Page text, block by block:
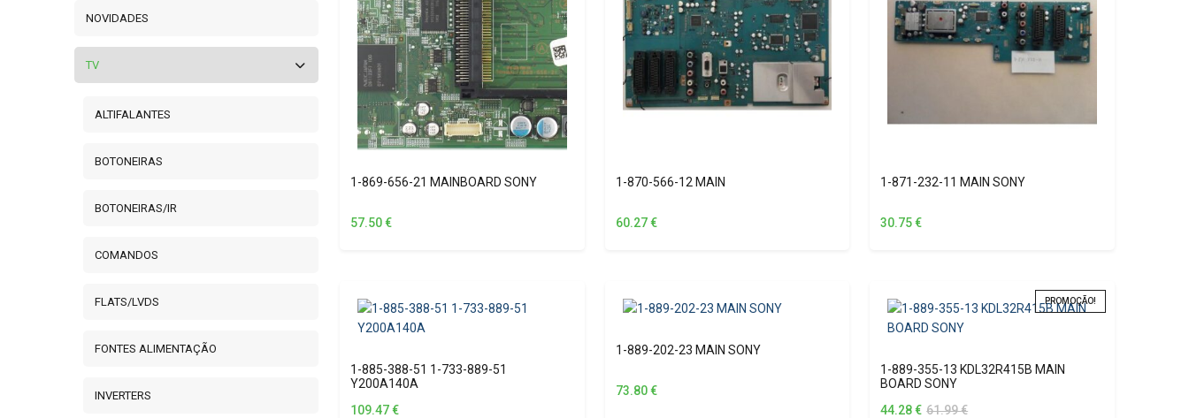
1-869-656-21 MAINBOARD SONY
57.50€
1-870-566-12 MAIN
60.27€
1-871-232-11 MAIN SONY
30.75€
1-885-388-51 1-733-889-51
Y200A140A
109.47€
1-889-202-23 MAIN SONY
73.80€
1-889-355-13 KDL32R415B MAIN
BOARD SONY
PROMOÇÃO!
61.99€
O
44.28€
O
NOVIDADES
TV
ALTIFALANTES
BOTONEIRAS
BOTONEIRAS/IR
COMANDOS
FLATS/LVDS
FONTES ALIMENTAÇÃO
INVERTERS